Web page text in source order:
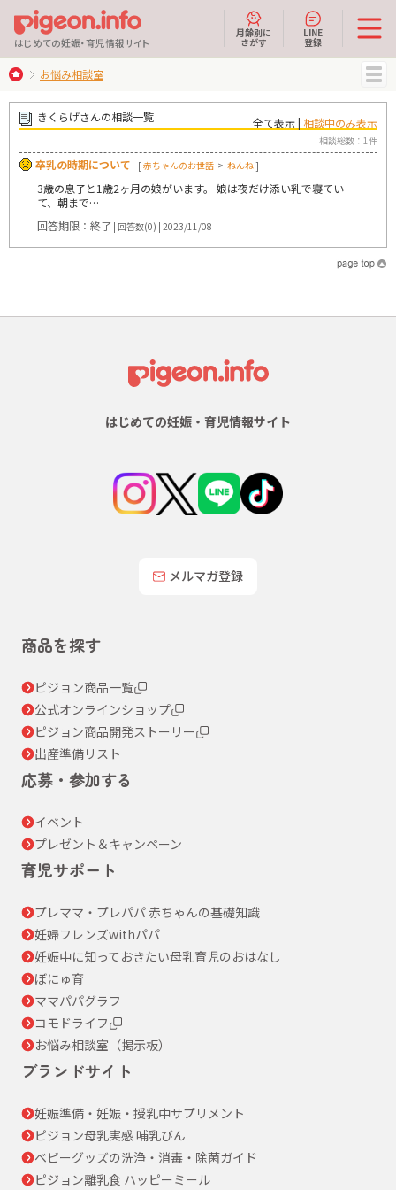
はじめての妊娠・育児情報サイト
月齢別に
さがす
LINE
登録
MENU
お悩み相談室
きくらげさんの相談一覧 全て表示 | 相談中のみ表示
相談総数：1件
卒乳の時期について [赤ちゃんのお世話 > ねんね]
3歳の息子と1歳2ヶ月の娘がいます。 娘は夜だけ添い乳で寝てい
て、朝まで…
回答期限：終了 | 回答数(0) | 2023/11/08
はじめての妊娠・育児情報サイト
メルマガ登録
商品を探す
ピジョン商品一覧
公式オンラインショップ
ピジョン商品開発ストーリー
出産準備リスト
応募・参加する
イベント
プレゼント＆キャンペーン
育児サポート
プレママ・プレパパ 赤ちゃんの基礎知識
妊婦フレンズwithパパ
妊娠中に知っておきたい母乳育児のおはなし
ぼにゅ育
ママパパグラフ
コモドライフ
お悩み相談室（掲示板）
ブランドサイト
妊娠準備・妊娠・授乳中サプリメント
ピジョン母乳実感 哺乳びん
ベビーグッズの洗浄・消毒・除菌ガイド
ピジョン離乳食 ハッピーミール